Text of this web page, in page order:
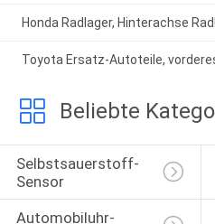
Honda Radlager, Hinterachse
Toyota Ersatz-Autoteile,
Beliebte
Selbstsauerstoff-
Sensor
Automobiluhr-